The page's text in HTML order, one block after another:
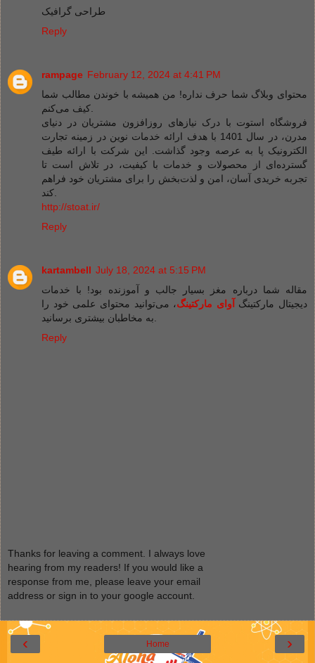
طراحی گرافیک
Reply
rampage February 12, 2024 at 4:41 PM
محتوای وبلاگ شما حرف نداره! من همیشه با خوندن مطالب شما
فروشگاه استوت با درک نیازهای روزافزون مشتریان در دنیای
مدرن، در سال 1401 با هدف ارائه خدمات نوین در زمینه تجارت
الکترونیک پا به عرصه وجود گذاشت. این شرکت با ارائه طیف
گسترده‌ای از محصولات و خدمات با کیفیت، در تلاش است تا
تجربه خریدی آسان، امن و لذت‌بخش را برای مشتریان خود فراهم
http://stoat.ir/
Reply
kartambell July 18, 2024 at 5:15 PM
مقاله شما درباره مغز بسیار جالب و آموزنده بود! با خدمات
دیجیتال مارکتینگ
آوای مارکتینگ، می‌توانید محتوای علمی خود را
Reply
Thanks for leaving a comment. I always love
hearing from my readers! If you would like a
response from me, please leave your email
address or sign in to your google account.
‹ ›
Home